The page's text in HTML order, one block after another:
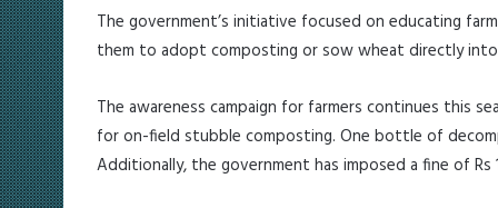
The government’s initiative focused on educating
them to adopt composting or sow wheat directly
The awareness campaign for farmers continues this
for on-field stubble composting. One bottle of
Additionally, the government has imposed a fine of